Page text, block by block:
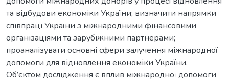
та відбудови економіки України; визначити напрямки
співпраці України з міжнародними фінансовими
організаціями та зарубіжними партнерами;
проаналізувати основні сфери залучення міжнародної
допомоги для відновлення економіки України.
Об’єктом дослідження є вплив міжнародної допомоги